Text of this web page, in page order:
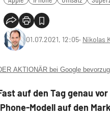
01.07.2021, 12:05‧ Nikolas
AKTIONÄR bei Google
auf den Tag genau
Modell auf den